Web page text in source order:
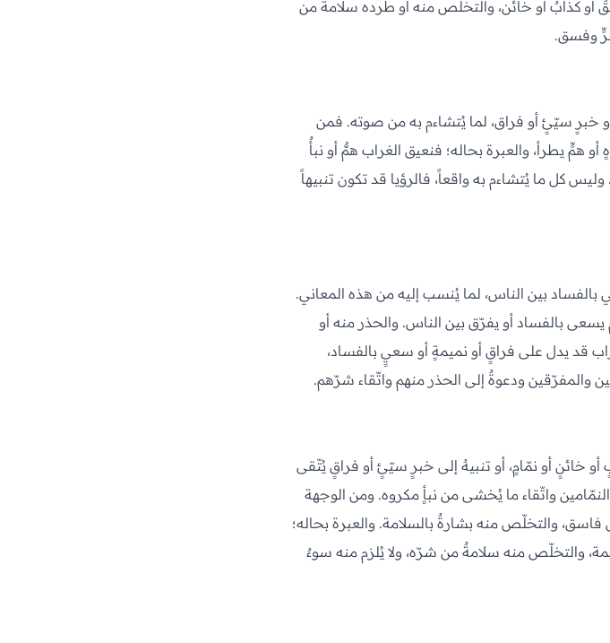
أو كذّابٌ أو خائن، والتخلّص منه أو طرده سلامةٌ من
وفسق.
خبرٍ سيّئٍ أو فراق، لما يُتشاءم به من صوته. فمن
يطرأ، والعبرة بحاله؛ فنعيق الغراب همٌّ أو نبأٌ
كل ما يُتشاءم به واقعاً، فالرؤيا قد تكون تنبيهاً
بالفساد بين الناس، لما يُنسب إليه من هذه المعاني.
بالفساد أو يفرّق بين الناس. والحذر منه أو
قد يدل على فراقٍ أو نميمةٍ أو سعيٍ بالفساد،
والمفرّقين ودعوةٌ إلى الحذر منهم واتّقاء شرّهم.
خائنٍ أو نمّامٍ، أو تنبيهٌ إلى خبرٍ سيّئٍ أو فراقٍ يُتّقى
واتّقاء ما يُخشى من نبأٍ مكروه. ومن الوجهة
والتخلّص منه بشارةٌ بالسلامة. والعبرة بحاله؛
والتخلّص منه سلامةٌ من شرّه، ولا يُلزم منه سوءٌ